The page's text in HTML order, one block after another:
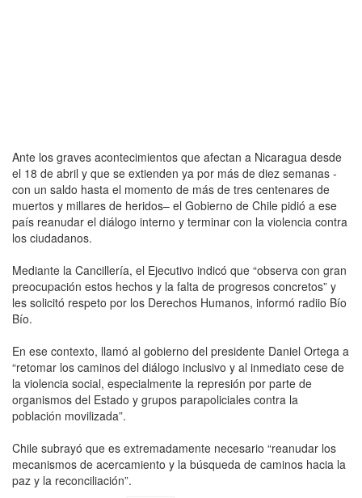
Ante los graves acontecimientos que afectan a Nicaragua desde
el 18 de abril y que se extienden ya por más de diez semanas -
con un saldo hasta el momento de más de tres centenares de
muertos y millares de heridos– el Gobierno de Chile pidió a ese
país reanudar el diálogo interno y terminar con la violencia contra
los ciudadanos.
Mediante la Cancillería, el Ejecutivo indicó que “observa con gran
preocupación estos hechos y la falta de progresos concretos” y
les solicitó respeto por los Derechos Humanos, informó radiio Bío
Bío.
En ese contexto, llamó al gobierno del presidente Daniel Ortega a
“retomar los caminos del diálogo inclusivo y al inmediato cese de
la violencia social, especialmente la represión por parte de
organismos del Estado y grupos parapoliciales contra la
población movilizada”.
Chile subrayó que es extremadamente necesario “reanudar los
mecanismos de acercamiento y la búsqueda de caminos hacia la
paz y la reconciliación”.